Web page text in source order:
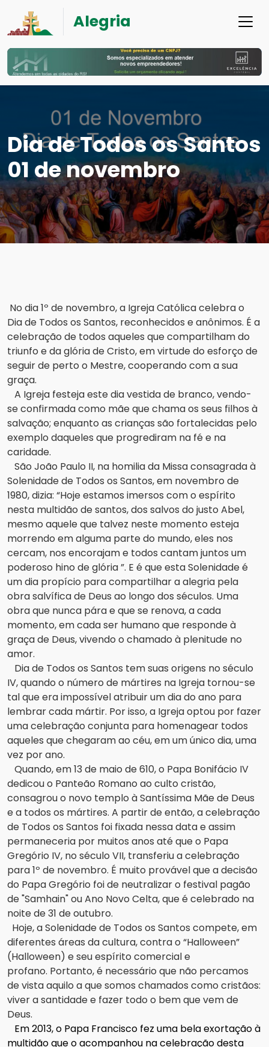
Alegria
Dia de Todos os Santos
01 de novembro
No dia 1º de novembro, a Igreja Católica celebra o
Dia de Todos os Santos, reconhecidos e anônimos. É a
celebração de todos aqueles que compartilham do
triunfo e da glória de Cristo, em virtude do esforço de
seguir de perto o Mestre, cooperando com a sua
graça.
A Igreja festeja este dia vestida de branco, vendo-
se confirmada como mãe que chama os seus filhos à
salvação; enquanto as crianças são fortalecidas pelo
exemplo daqueles que progrediram na fé e na
caridade.
São João Paulo II, na homilia da Missa consagrada à
Solenidade de Todos os Santos, em novembro de
1980, dizia: “Hoje estamos imersos com o espírito
nesta multidão de santos, dos salvos do justo Abel,
mesmo aquele que talvez neste momento esteja
morrendo em alguma parte do mundo, eles nos
cercam, nos encorajam e todos cantam juntos um
poderoso hino de glória ”. E é que esta Solenidade é
um dia propício para compartilhar a alegria pela
obra salvífica de Deus ao longo dos séculos. Uma
obra que nunca pára e que se renova, a cada
momento, em cada ser humano que responde à
graça de Deus, vivendo o chamado à plenitude no
amor.
Dia de Todos os Santos tem suas origens no século
IV, quando o número de mártires na Igreja tornou-se
tal que era impossível atribuir um dia do ano para
lembrar cada mártir. Por isso, a Igreja optou por fazer
uma celebração conjunta para homenagear todos
aqueles que chegaram ao céu, em um único dia, uma
vez por ano.
Quando, em 13 de maio de 610, o Papa Bonifácio IV
dedicou o Panteão Romano ao culto cristão,
consagrou o novo templo à Santíssima Mãe de Deus
e a todos os mártires. A partir de então, a celebração
de Todos os Santos foi fixada nessa data e assim
permaneceria por muitos anos até que o Papa
Gregório IV, no século VII, transferiu a celebração
para 1º de novembro. É muito provável que a decisão
do Papa Gregório foi de neutralizar o festival pagão
de "Samhain" ou Ano Novo Celta, que é celebrado na
noite de 31 de outubro.
Hoje, a Solenidade de Todos os Santos compete, em
diferentes áreas da cultura, contra o “Halloween”
(Halloween) e seu espírito comercial e
profano. Portanto, é necessário que não percamos
de vista aquilo a que somos chamados como cristãos:
viver a santidade e fazer todo o bem que vem de
Deus.
Em 2013, o Papa Francisco fez uma bela exortação à
multidão que o acompanhou na celebração desta